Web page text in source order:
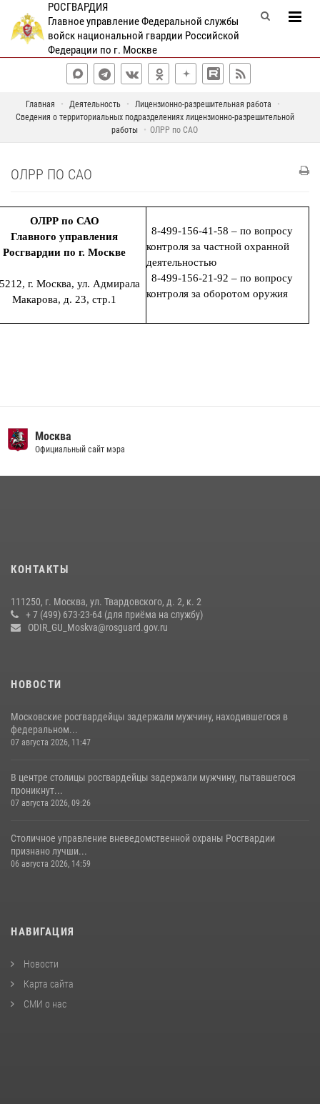
РОСГВАРДИЯ
Главное управление Федеральной службы
войск национальной гвардии Российской
Федерации по г. Москве
Главная Деятельность
Лицензионно-разрешительная работа
Сведения о территориальных подразделениях лицензионно-разрешительной
работы
ОЛРР по САО
ОЛРР ПО САО
ОЛРР по САО
Главного управления
Росгвардии по г. Москве
г. Москва, ул. Адмирала
Макарова, д. 23, стр.1
8-499-156-41-58 – по вопросу
контроля за частной охранной
деятельностью
8-499-156-21-92 – по вопросу
контроля за оборотом оружия
Москва
Официальный сайт мэра
КОНТАКТЫ
111250, г. Москва, ул. Твардовского, д. 2, к. 2
+ 7 (499) 673-23-64 (для приёма на службу)
ODIR_GU_Moskva@rosguard.gov.ru
НОВОСТИ
Московские росгвардейцы задержали мужчину, находившегося в
федеральном...
07 августа 2026, 11:47
В центре столицы росгвардейцы задержали мужчину, пытавшегося
проникнут...
07 августа 2026, 09:26
Столичное управление вневедомственной охраны Росгвардии
признано лучши...
06 августа 2026, 14:59
НАВИГАЦИЯ
Новости
Карта сайта
СМИ о нас